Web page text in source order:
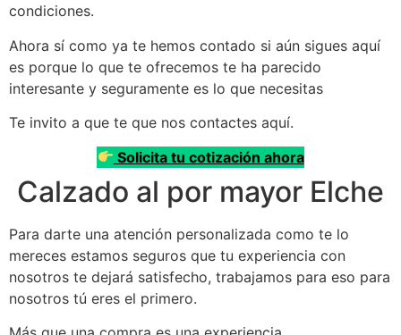
condiciones.
Ahora sí como ya te hemos contado si aún sigues aquí
es porque lo que te ofrecemos te ha parecido
interesante y seguramente es lo que necesitas
Te invito a que te que nos contactes aquí.
Solicita tu cotización ahora
Calzado al por mayor Elche
Para darte una atención personalizada como te lo
mereces estamos seguros que tu experiencia con
nosotros te dejará satisfecho, trabajamos para eso para
nosotros tú eres el primero.